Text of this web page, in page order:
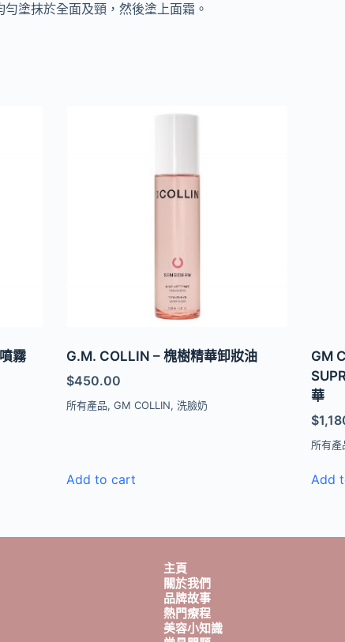
塗抹於全面及頸，然後塗上面霜。
霧
G.M. COLLIN – 槐樹精華卸妝油
$450.00
所有產品,GM COLLIN,洗臉奶
Add to cart
GM
華
$
所有產
Add
主頁
關於我們
品牌故事
熱門療程
美容小知識